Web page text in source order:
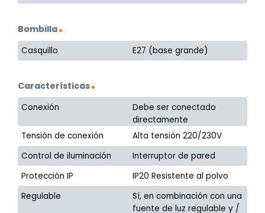
Bombilla
Casquillo E27 (base grande)
Características
Conexión
Debe ser conectado
directamente
Tensión de conexión
Alta tensión 220/230V
Control de iluminación
Interruptor de pared
Protección IP
IP20 Resistente al polvo
Regulable
Sí, en combinación con una
fuente de luz regulable y /